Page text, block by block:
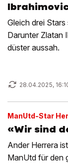
Gleich drei
Darunter Zlatan
düster aussah.
28.04.2025,
ManUtd-Star
«Wir sind
Ander Herrera
ManUtd für den